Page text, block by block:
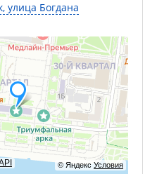
улица Богдана
© Яндекс Условия